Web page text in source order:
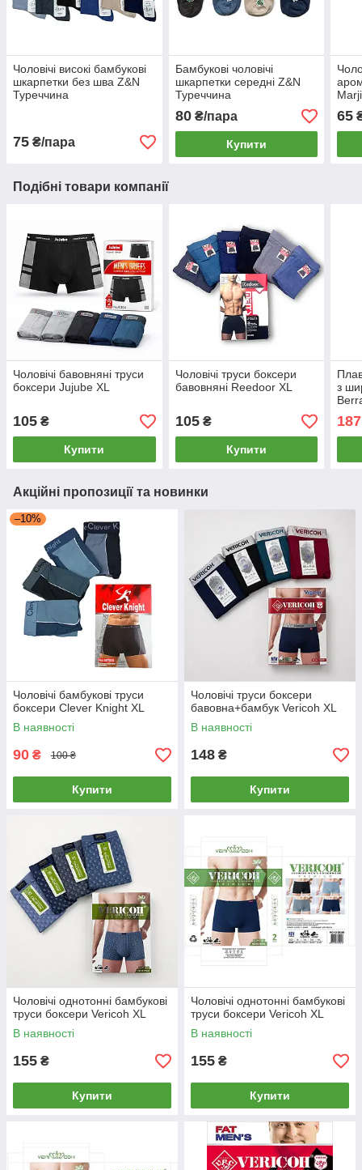
Чоловічі високі бамбукові
шкарпетки без шва Z&N
Туреччина
75 ₴/пара
Бамбукові чоловічі
шкарпетки середні Z&N
Туреччина
80₴/пара
Купити
65
Подібні товари компанії
Чоловічі бавовняні труси
боксери Jujube XL
105 ₴
Купити
Чоловічі труси боксери
бавовняні Reedoor XL
105₴
Купити
з
187
Акційні пропозиції та новинки
–10%
Чоловічі бамбукові труси
боксери Clever Knight XL
В наявності
90 ₴ 100 ₴
Купити
Чоловічі труси боксери
бавовна+бамбук Vericoh XL
В наявності
148 ₴
Купити
Чоловічі однотонні бамбукові
труси боксери Vericoh XL
В наявності
155 ₴
Купити
Чоловічі однотонні бамбукові
труси боксери Vericoh XL
В наявності
155 ₴
Купити